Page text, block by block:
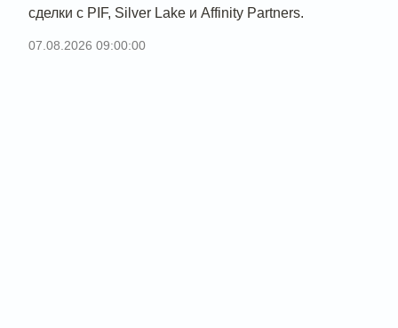
сделки с PIF, Silver Lake и Affinity Partners.
07.08.2026 09:00:00